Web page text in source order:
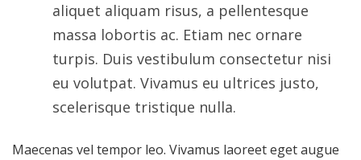
aliquet aliquam risus, a pellentesque
massa lobortis ac. Etiam nec ornare
turpis. Duis vestibulum consectetur nisi
eu volutpat. Vivamus eu ultrices justo,
scelerisque tristique nulla.
Maecenas vel tempor leo. Vivamus laoreet eget augue